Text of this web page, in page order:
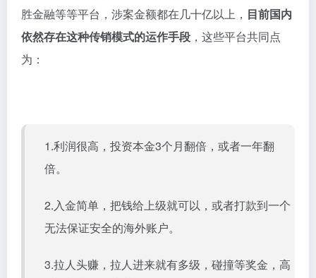
胜金融等等平台，涉案金额都在几十亿以上， 目前国内
依然存在这种传销模式的运作手段 ，这些平台共同点
为：
1.利润很高，投资本金3个月翻倍，或者一年翻
倍。
2.入金简单，把钱给上级就可以，或者打款到一个
无法保证安全的海外账户。
3.拉人头赚，拉人进来就有多级，碰撞等奖金，高